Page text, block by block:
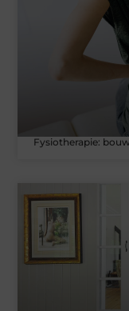
Fysiotherapie: